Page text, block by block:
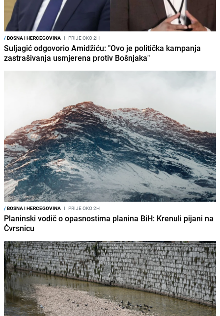
/BOSNA I HERCEGOVINA I PRIJE OKO 2H
Suljagić odgovorio Amidžiću: "Ovo je politička kampanja
zastrašivanja usmjerena protiv Bošnjaka"
/BOSNA I HERCEGOVINA I PRIJE OKO 2H
Planinski vodič o opasnostima planina BiH: Krenuli pijani na
Čvrsnicu